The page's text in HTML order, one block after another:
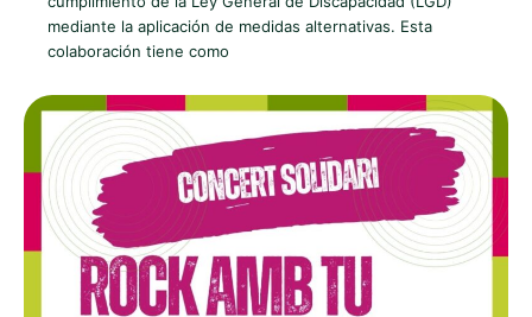
mediante la aplicación de medidas alternativas. Esta
colaboración tiene como